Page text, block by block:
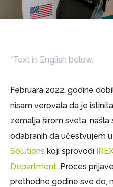
*Text in English below.
Februara 2022. godine
nisam verovala da je
zemalja širom sveta, našla
odabranih da učestvujem
Solutions koji sprovodi
Department. Proces
prethodne godine sve do,